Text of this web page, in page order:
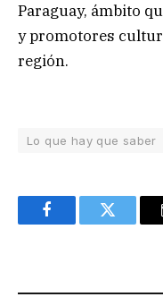
Paraguay, ámbito
y promotores
región.
Lo que hay que saber
FacebookTwitter